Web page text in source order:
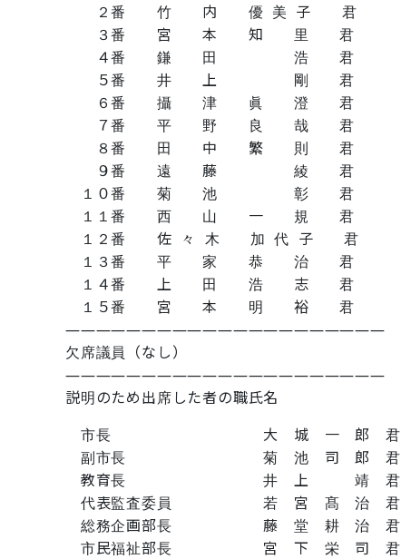
２番 竹 内 優 美 子 君
３番 宮 本 知 里 君
４番 鎌 田 浩 君
５番 井 上 剛 君
６番 攝 津 眞 澄 君
７番 平 野 良 哉 君
８番 田 中 繁 則 君
９番 遠 藤 綾 君
１０番 菊 池 彰 君
１１番 西 山 一 規 君
１２番 佐 々 木 加 代 子 君
１３番 平 家 恭 治 君
１４番 上 田 浩 志 君
１５番 宮 本 明 裕 君
―――――――――――――――――――――
欠席議員（なし）
―――――――――――――――――――――
説明のため出席した者の職氏名
市長 大 城 一 郎 君
副市長 菊 池 司 郎 君
教育長 井 上 靖 君
代表監査委員 若 宮 髙 治 君
総務企画部長 藤 堂 耕 治 君
市民福祉部長 宮 下 栄 司 君